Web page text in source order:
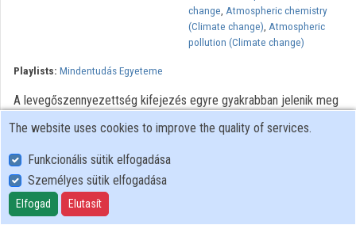
change, Atmospheric chemistry
(Climate change), Atmospheric
pollution (Climate change)
Playlists: Mindentudás Egyeteme
A levegőszennyezettség kifejezés egyre gyakrabban jelenik meg
a hírekben, egyre többet foglalkozik vele a média, és egyre több
tudományterület képviselői végeznek olyan kutatásokat, amelyek a
légkör változásihoz kapcsolódnak. A kerekasztal beszélgetés
résztvevői többek között a meteorológia, a levegőkémia, a
geofizika, az egészségügy és a környezetvédelem szempontjait,
kutatási eredményeit ismertetik az adásban.
The website uses cookies to improve the quality of services.
Funkcionális sütik elfogadása
Személyes sütik elfogadása
Elfogad Elutasít